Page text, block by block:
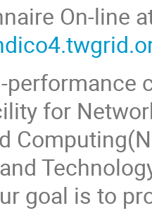
On-line
performance
for
goal is to